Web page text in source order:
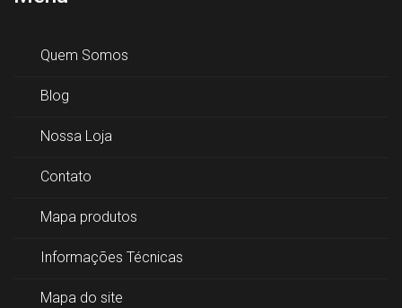
Quem Somos
Blog
Nossa Loja
Contato
Mapa produtos
Informações Técnicas
Mapa do site